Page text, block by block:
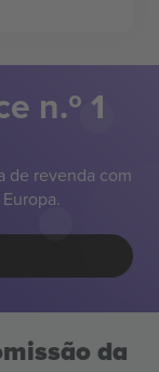
n.º 1
de revenda com
da